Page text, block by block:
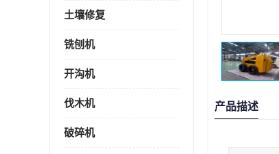
土壤修复
铣刨机
开沟机
伐木机
破碎机
产品描述